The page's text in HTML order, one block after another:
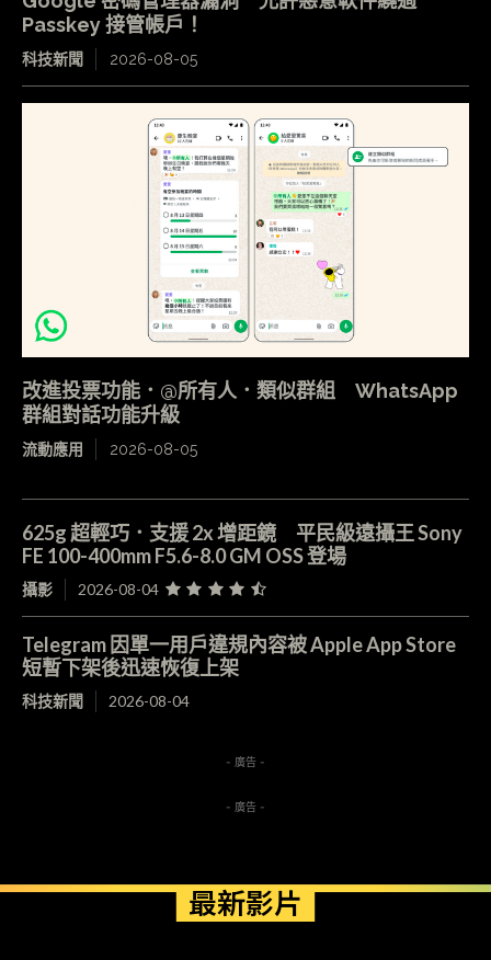
Passkey 接管帳戶！
科技新聞 2026-08-05
改進投票功能．@所有人．類似群組 WhatsApp
群組對話功能升級
流動應用 2026-08-05
625g 超輕巧．支援 2x 增距鏡 平民級遠攝王 Sony
FE 100-400mm F5.6-8.0 GM OSS 登場
攝影 2026-08-04
Telegram 因單一用戶違規內容被 Apple App Store
短暫下架後迅速恢復上架
科技新聞 2026-08-04
- 廣告 -
- 廣告 -
最新影片